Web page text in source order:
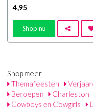
4 ,95
Shop nu
Shop meer
Themafeesten
Beroepen
Charleston
Cowboys en Cowgirls